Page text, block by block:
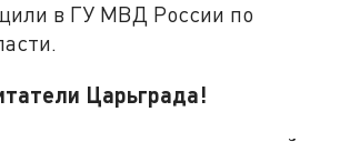
в ГУ МВД России по
Царьграда!